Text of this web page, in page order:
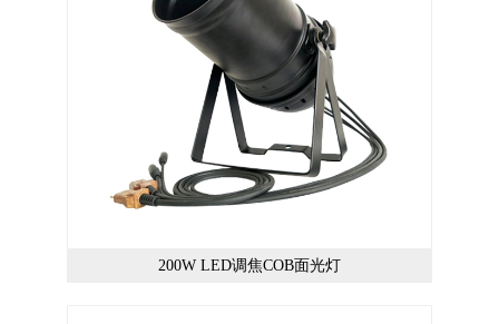
200W LED调焦COB面光灯